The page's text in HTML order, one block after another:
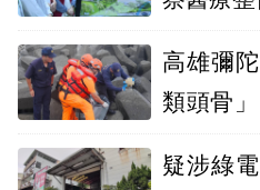
高雄彌
類頭骨
疑涉綠